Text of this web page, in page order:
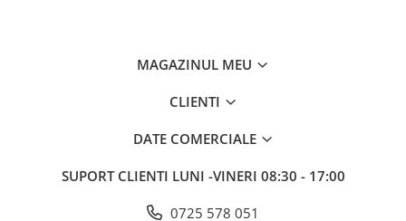
Carucioare bucatarie
Mopuri Profesionale
Racleta, perii pardoseala
MAGAZINUL MEU
CLIENTI
DATE COMERCIALE
SUPORT CLIENTI LUNI -VINERI 08:30 - 17:00
0725 578 051